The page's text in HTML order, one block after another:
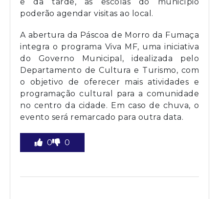
e da tarde, as escolas do município
poderão agendar visitas ao local.
A abertura da Páscoa de Morro da Fumaça
integra o programa Viva MF, uma iniciativa
do Governo Municipal, idealizada pelo
Departamento de Cultura e Turismo, com
o objetivo de oferecer mais atividades e
programação cultural para a comunidade
no centro da cidade. Em caso de chuva, o
evento será remarcado para outra data.
0 0